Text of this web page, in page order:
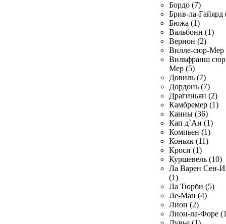
Бордо (7)
Брив-ла-Гайярд
Бюжа (1)
Вальбонн (1)
Вернон (2)
Вилле-сюр-Мер
Вильфранш сюр
Мер (5)
Довиль (7)
Дордонь (7)
Драгиньян (2)
Камбремер (1)
Канны (36)
Кап д`Аи (1)
Компьен (1)
Коньяк (11)
Кроси (1)
Куршевель (10)
Ла Варен Сен-
(1)
Ла Тюрби (5)
Ле-Ман (4)
Лион (2)
Лион-ла-Форе